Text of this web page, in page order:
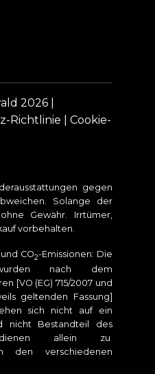
2026 |
Richtlinie |Cookie-
gegen
Solange der
Gewähr. Irrtümer,
vorbehalten.
CO2-Emissionen: Die
nach dem
[VO (EG) 715/2007 und
geltenden Fassung]
sich nicht auf ein
nicht Bestandteil des
allein zu
den verschiedenen